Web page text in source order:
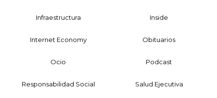
Infraestructura Inside
Internet Economy Obituarios
Ocio Podcast
Responsabilidad Social Salud Ejecutiva